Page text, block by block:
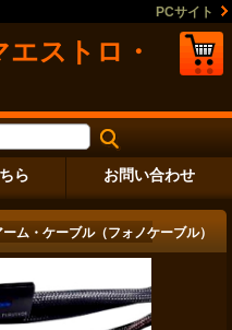
PCサイト
ストロ・
ら お問い合わせ
ーム・ケーブル（フォノケーブル）